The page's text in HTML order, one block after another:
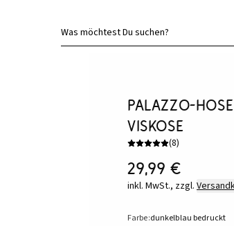
Was möchtest Du suchen?
Palazzo-
Viskose
(8)
29,99 €
inkl. MwSt., zzgl.
Farbe:dunkelblau bedruckt